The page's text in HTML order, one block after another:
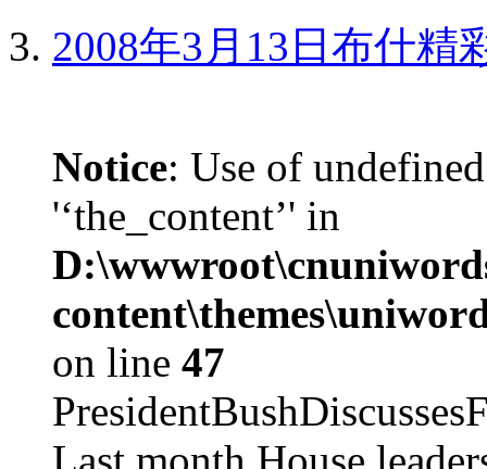
2008年3月13日布什精
Notice: Use of
'‘the_content’' in
on line 47
Last month House